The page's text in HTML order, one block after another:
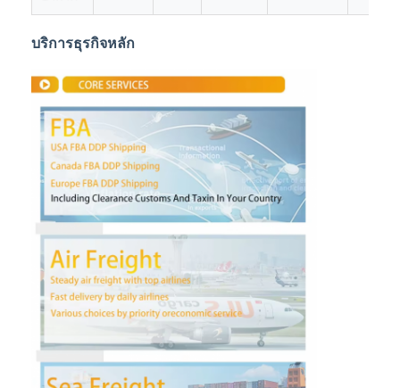
บ้าน
ผลิตภัณฑ์
เกี่ยวกับเรา
ทัวร์โรงงาน
ควบคุมคุณภาพ
ติดต่อเรา
พูดคุยกันตอนนี้
บริการธุรกิจหลัก